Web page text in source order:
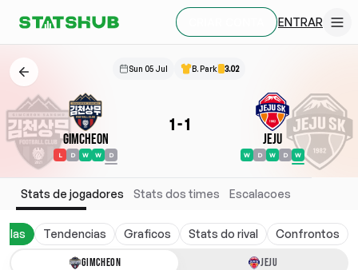
ENTRAR
Sun 05 Jul B. Park 3.02
Gimcheon
L D W W D
1-1
Jeju
W D W D W
Stats de jogadores Stats dos times Escalacoes
Tendencias Graficos Stats do rival Confrontos
GIMCHEON JEJU